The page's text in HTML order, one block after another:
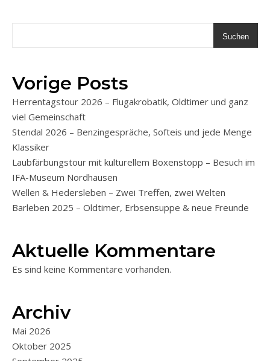
Suchen
Vorige Posts
Herrentagstour 2026 – Flugakrobatik, Oldtimer und ganz
viel Gemeinschaft
Stendal 2026 – Benzingespräche, Softeis und jede Menge
Klassiker
Laubfärbungstour mit kulturellem Boxenstopp – Besuch im
IFA-Museum Nordhausen
Wellen & Hedersleben – Zwei Treffen, zwei Welten
Barleben 2025 – Oldtimer, Erbsensuppe & neue Freunde
Aktuelle Kommentare
Es sind keine Kommentare vorhanden.
Archiv
Mai 2026
Oktober 2025